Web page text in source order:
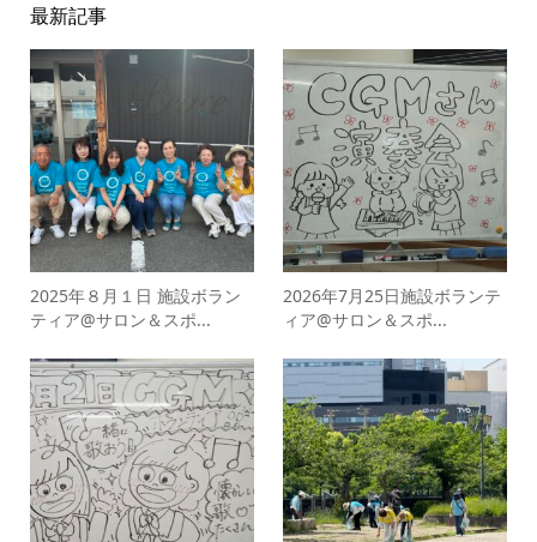
最新記事
2025年８月１日 施設ボラン
ティア@サロン＆スポ...
2026年7月25日施設ボランテ
ィア@サロン＆スポ...